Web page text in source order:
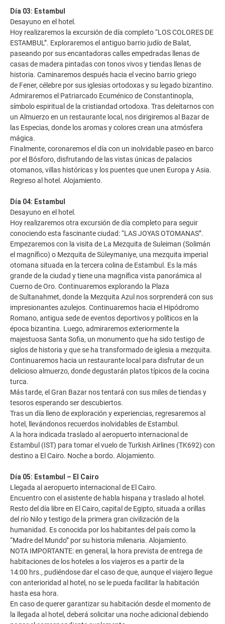
Día 03: Estambul
Desayuno en el hotel.
Hoy realizaremos la excursión de día completo “LOS COLORES DE
ESTAMBUL”. Exploraremos el antiguo barrio judío de Balat,
paseando por sus encantadoras calles empedradas llenas de
casas de madera pintadas con tonos vivos y tiendas llenas de
historia. Caminaremos después hacia el vecino barrio griego
de Fener, célebre por sus iglesias ortodoxas y su legado bizantino.
Admiraremos el Patriarcado Ecuménico de Constantinopla,
símbolo espiritual de la cristiandad ortodoxa. Tras deleitarnos con
un Almuerzo en un restaurante local, nos dirigiremos al Bazar de
las Especias, donde los aromas y colores crean una atmósfera
mágica.
Finalmente, coronaremos el día con un inolvidable paseo en barco
por el Bósforo, disfrutando de las vistas únicas de palacios
otomanos, villas históricas y los puentes que unen Europa y Asia.
Regreso al hotel. Alojamiento.
Día 04: Estambul
Desayuno en el hotel.
Hoy realizaremos otra excursión de día completo para seguir
conociendo esta fascinante ciudad: “LAS JOYAS OTOMANAS”.
Empezaremos con la visita de La Mezquita de Suleiman (Solimán
el magnífico) o Mezquita de Süleymaniye, una mezquita imperial
otomana situada en la tercera colina de Estambul. Es la más
grande de la ciudad y tiene una magnífica vista panorámica al
Cuerno de Oro. Continuaremos explorando la Plaza
de Sultanahmet, donde la Mezquita Azul nos sorprenderá con sus
impresionantes azulejos. Continuaremos hacia el Hipódromo
Romano, antigua sede de eventos deportivos y políticos en la
época bizantina. Luego, admiraremos exteriormente la
majestuosa Santa Sofia, un monumento que ha sido testigo de
siglos de historia y que se ha transformado de iglesia a mezquita.
Continuaremos hacia un restaurante local para disfrutar de un
delicioso almuerzo, donde degustarán platos típicos de la cocina
turca.
Más tarde, el Gran Bazar nos tentará con sus miles de tiendas y
tesoros esperando ser descubiertos.
Tras un día lleno de exploración y experiencias, regresaremos al
hotel, llevándonos recuerdos inolvidables de Estambul.
A la hora indicada traslado al aeropuerto internacional de
Estambul (IST) para tomar el vuelo de Turkish Airlines (TK692) con
destino a El Cairo. Noche a bordo. Alojamiento.
Día 05: Estambul – El Cairo
Llegada al aeropuerto internacional de El Cairo.
Encuentro con el asistente de habla hispana y traslado al hotel.
Resto del día libre en El Cairo, capital de Egipto, situada a orillas
del río Nilo y testigo de la primera gran civilización de la
humanidad. Es conocida por los habitantes del país como la
“Madre del Mundo” por su historia milenaria. Alojamiento.
NOTA IMPORTANTE: en general, la hora prevista de entrega de
habitaciones de los hoteles a los viajeros es a partir de la
14:00 hrs., pudiéndose dar el caso de que, aunque el viajero llegue
con anterioridad al hotel, no se le pueda facilitar la habitación
hasta esa hora.
En caso de querer garantizar su habitación desde el momento de
la llegada al hotel, deberá solicitar una noche adicional debiendo